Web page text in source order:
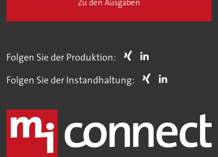
Zu den Ausgaben
Folgen Sie der Produktion:
Folgen Sie der Instandhaltung: